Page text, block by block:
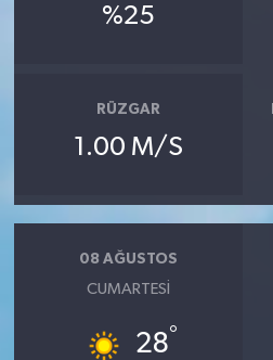
%25
RÜZGAR
1.00 M/S
08 AĞUSTOS
CUMARTESI
28°